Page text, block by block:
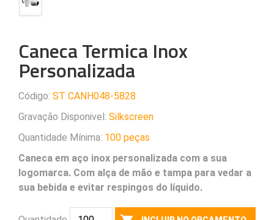
Caneca Termica Inox
Personalizada
Código: ST CANH048-5828
Gravação Disponivel: Silkscreen
Quantidade Mínima: 100 peças
Caneca em aço inox personalizada com a sua
logomarca. Com alça de mão e tampa para vedar a
sua bebida e evitar respingos do líquido.